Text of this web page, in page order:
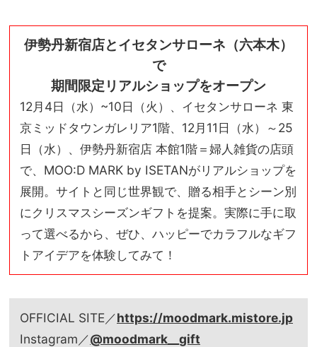
伊勢丹新宿店とイセタンサローネ（六本木）
で
期間限定リアルショップをオープン
12月4日（水）~10日（火）、イセタンサローネ 東
京ミッドタウンガレリア1階、12月11日（水）～25
日（水）、伊勢丹新宿店 本館1階＝婦人雑貨の店頭
で、MOO:D MARK by ISETANがリアルショップを
展開。サイトと同じ世界観で、贈る相手とシーン別
にクリスマスシーズンギフトを提案。実際に手に取
って選べるから、ぜひ、ハッピーでカラフルなギフ
トアイデアを体験してみて！
OFFICIAL SITE／https://moodmark.mistore.jp
Instagram／@moodmark__gift